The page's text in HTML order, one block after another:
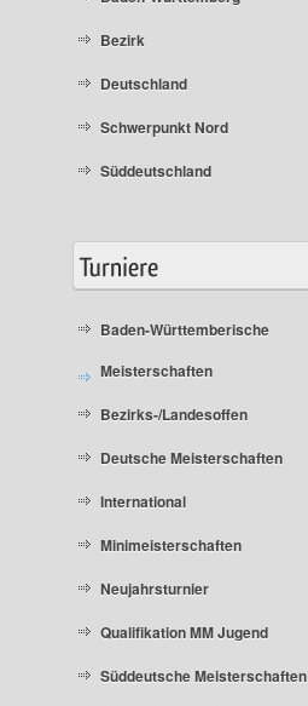
Bezirk
Deutschland
Schwerpunkt Nord
Süddeutschland
Baden-Württemberische
Meisterschaften
Bezirks-/Landesoffen
Deutsche Meisterschaften
International
Minimeisterschaften
Neujahrsturnier
Qualifikation MM Jugend
Süddeutsche Meisterschaften